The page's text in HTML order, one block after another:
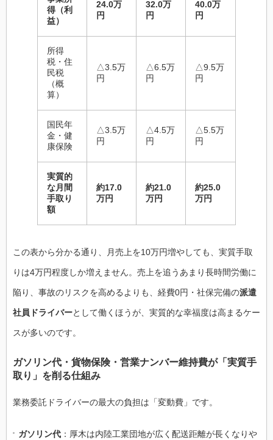
得（利
益）
24.0万
円
32.0万
円
40.0万
円
所得
税・住
民税
（概
算）
△3.5万
円
△6.5万
円
△9.5万
円
国民年
金・健
康保険
△3.5万
円
△4.5万
円
△5.5万
円
実質的
な月間
手取り
額
約17.0
万円
約21.0
万円
約25.0
万円
この表から分かる通り、月売上を10万円増やしても、実質手取
りは4万円程度しか増えません。売上を追うあまり長時間労働に
陥り、事故のリスクを高めるよりも、経費0円・社保完備の派遣
社員ドライバーとして働くほうが、実質的な幸福度は高まるケー
スが多いのです。
ガソリン代・貨物保険・営業ナンバー維持費が「実質手
取り」を削る仕組み
業務委託ドライバーの最大の負担は「変動費」です。
ガソリン代 ：厚木は内陸工業団地が広く配送距離が長くなりや